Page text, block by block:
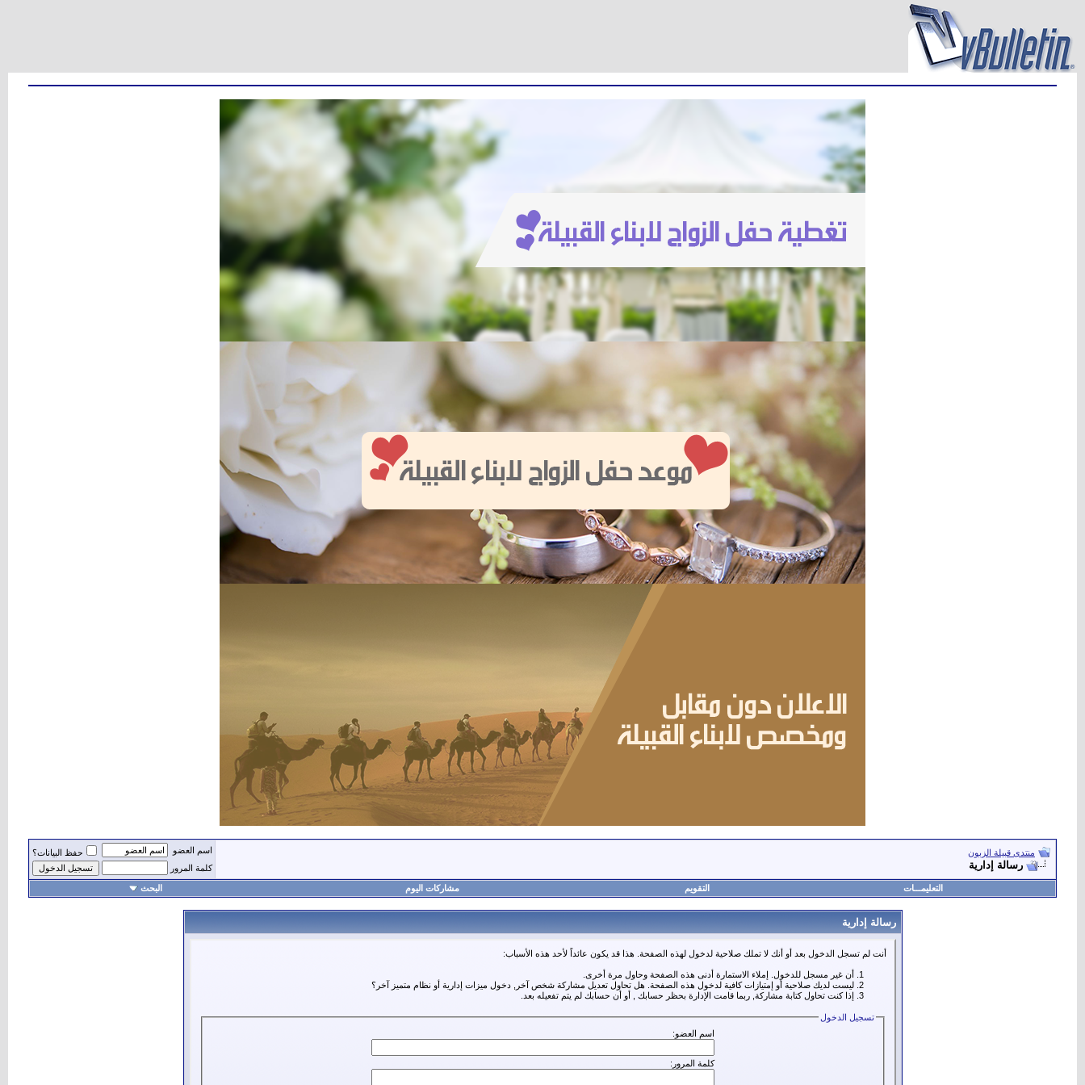
منتدى قبيلة الزبون
رسالة إدارية
اسم العضو
حفظ البيانات؟
كلمة المرور
التعليمـــات التقويم مشاركات اليوم البحث
رسالة إدارية
أنت لم تسجل الدخول بعد أو أنك لا تملك صلاحية لدخول لهذه الصفحة. هذا قد يكون عائداً لأحد هذه الأسباب:
أن غير مسجل للدخول. إملاء الاستمارة أدنى هذه الصفحة وحاول مرة أخرى.
ليست لديك صلاحية أو إمتيازات كافية لدخول هذه الصفحة. هل تحاول تعديل مشاركة شخص آخر, دخول ميزات إدارية أو نظام متميز آخر؟
إذا كنت تحاول كتابة مشاركة, ربما قامت الإدارة بحظر حسابك , أو أن حسابك لم يتم تفعيله بعد.
تسجيل الدخول
اسم العضو:
كلمة المرور: